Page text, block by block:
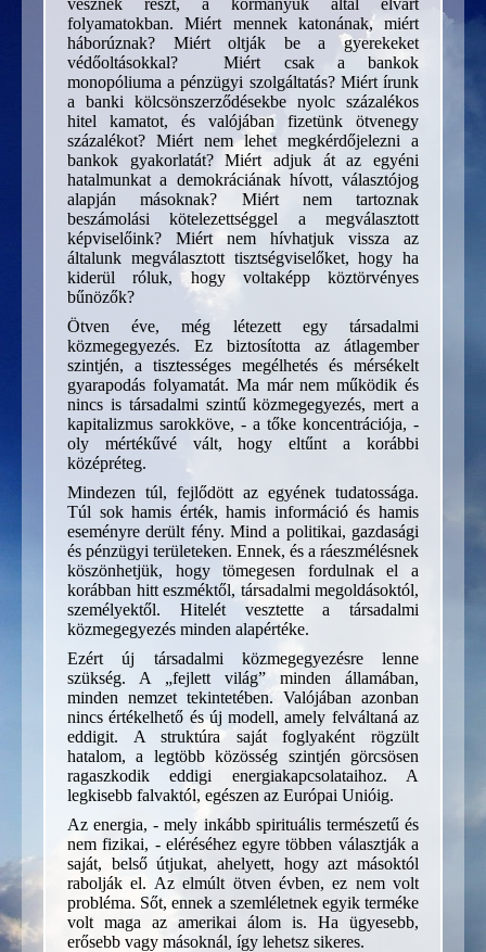
vesznek részt, a kormányuk által elvárt
folyamatokban. Miért mennek katonának, miért
háborúznak? Miért oltják be a gyerekeket
védőoltásokkal? Miért csak a bankok
monopóliuma a pénzügyi szolgáltatás? Miért írunk
a banki kölcsönszerződésekbe nyolc százalékos
hitel kamatot, és valójában fizetünk ötvenegy
százalékot? Miért nem lehet megkérdőjelezni a
bankok gyakorlatát? Miért adjuk át az egyéni
hatalmunkat a demokráciának hívott, választójog
alapján másoknak? Miért nem tartoznak
beszámolási kötelezettséggel a megválasztott
képviselőink? Miért nem hívhatjuk vissza az
általunk megválasztott tisztségviselőket, hogy ha
kiderül róluk, hogy voltaképp köztörvényes
bűnözők?
Ötven éve, még létezett egy társadalmi
közmegegyezés. Ez biztosította az átlagember
szintjén, a tisztességes megélhetés és mérsékelt
gyarapodás folyamatát. Ma már nem működik és
nincs is társadalmi szintű közmegegyezés, mert a
kapitalizmus sarokköve, - a tőke koncentrációja, -
oly mértékűvé vált, hogy eltűnt a korábbi
középréteg.
Mindezen túl, fejlődött az egyének tudatossága.
Túl sok hamis érték, hamis információ és hamis
eseményre derült fény. Mind a politikai, gazdasági
és pénzügyi területeken. Ennek, és a ráeszmélésnek
köszönhetjük, hogy tömegesen fordulnak el a
korábban hitt eszméktől, társadalmi megoldásoktól,
személyektől. Hitelét vesztette a társadalmi
közmegegyezés minden alapértéke.
Ezért új társadalmi közmegegyezésre lenne
szükség. A „fejlett világ” minden államában,
minden nemzet tekintetében. Valójában azonban
nincs értékelhető és új modell, amely felváltaná az
eddigit. A struktúra saját foglyaként rögzült
hatalom, a legtöbb közösség szintjén görcsösen
ragaszkodik eddigi energiakapcsolataihoz. A
legkisebb falvaktól, egészen az Európai Unióig.
Az energia, - mely inkább spirituális természetű és
nem fizikai, - eléréséhez egyre többen választják a
saját, belső útjukat, ahelyett, hogy azt másoktól
rabolják el. Az elmúlt ötven évben, ez nem volt
probléma. Sőt, ennek a szemléletnek egyik terméke
volt maga az amerikai álom is. Ha ügyesebb,
erősebb vagy másoknál, így lehetsz sikeres.